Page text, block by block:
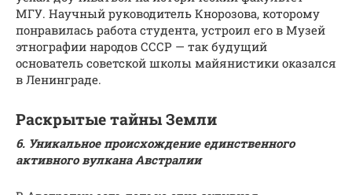
МГУ. Научный руководитель Кнорозова, которому
понравилась работа студента, устроил его в Музей
этнографии народов СССР — так будущий
основатель советской школы майянистики оказался
в Ленинграде.
Раскрытые тайны Земли
6. Уникальное происхождение единственного
активного вулкана Австралии